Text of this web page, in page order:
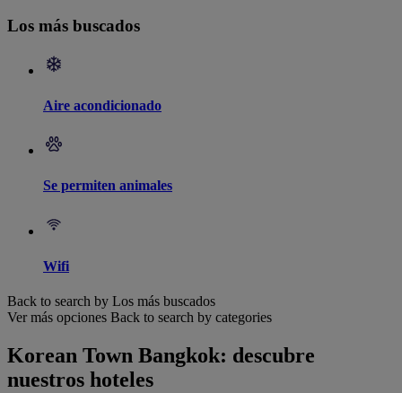
Los más buscados
Aire acondicionado
Se permiten animales
Wifi
Back to search by Los más buscados
Ver más opciones Back to search by categories
Korean Town Bangkok: descubre
nuestros hoteles